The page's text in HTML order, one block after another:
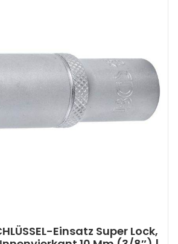
Einsatz Super Lock,